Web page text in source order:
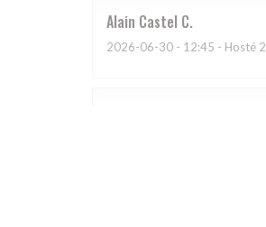
Alain Castel C
2026-06-30 - 12:45 - Hosté 2